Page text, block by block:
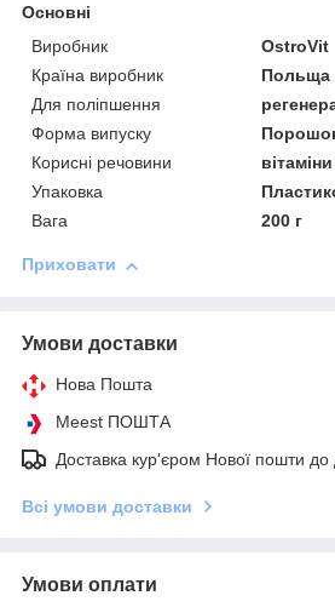
Основні
Виробник
OstroVit
Країна виробник
Польща
Для поліпшення
Форма випуску
Корисні речовини
вітаміни
Упаковка
Вага
200 г
Приховати
Умови доставки
Нова Пошта
Meest ПОШТА
Доставка кур'єром Нової пошти до
Всі умови доставки
Умови оплати